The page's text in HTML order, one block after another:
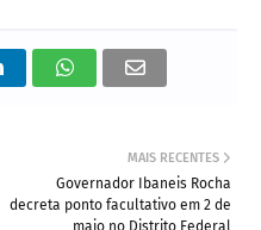
MAIS RECENTES
Governador Ibaneis Rocha
decreta ponto facultativo em 2 de
maio no Distrito Federal